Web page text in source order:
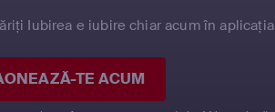
Iubirea e iubire chiar acum în
TE ACUM